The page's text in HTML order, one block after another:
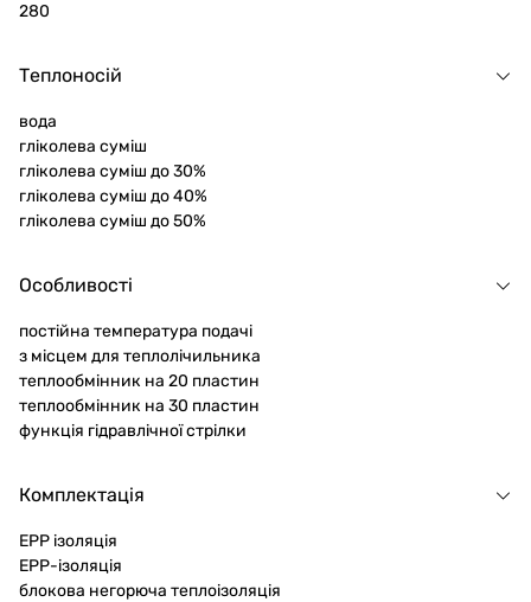
280
Теплоносій
вода
гліколева суміш
гліколева суміш до 30%
гліколева суміш до 40%
гліколева суміш до 50%
Особливості
постійна температура подачі
з місцем для теплолічильника
теплообмінник на 20 пластин
теплообмінник на 30 пластин
функція гідравлічної стрілки
Комплектація
EPP ізоляція
EPP-ізоляція
блокова негорюча теплоізоляція